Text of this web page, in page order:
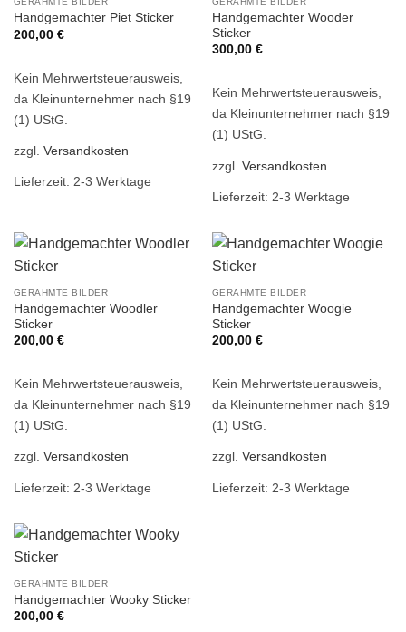
Handgemachter Piet Sticker
200,00 €
Kein Mehrwertsteuerausweis,
da Kleinunternehmer nach §19
(1) UStG.
zzgl. Versandkosten
Lieferzeit: 2-3 Werktage
Handgemachter Wooder
Sticker
300,00 €
Kein Mehrwertsteuerausweis,
da Kleinunternehmer nach §19
(1) UStG.
zzgl. Versandkosten
Lieferzeit: 2-3 Werktage
GERAHMTE BILDER
Handgemachter Woodler
Sticker
200,00 €
Kein Mehrwertsteuerausweis,
da Kleinunternehmer nach §19
(1) UStG.
zzgl. Versandkosten
Lieferzeit: 2-3 Werktage
GERAHMTE BILDER
Handgemachter Woogie
Sticker
200,00 €
Kein Mehrwertsteuerausweis,
da Kleinunternehmer nach §19
(1) UStG.
zzgl. Versandkosten
Lieferzeit: 2-3 Werktage
GERAHMTE BILDER
Handgemachter Wooky Sticker
200,00 €